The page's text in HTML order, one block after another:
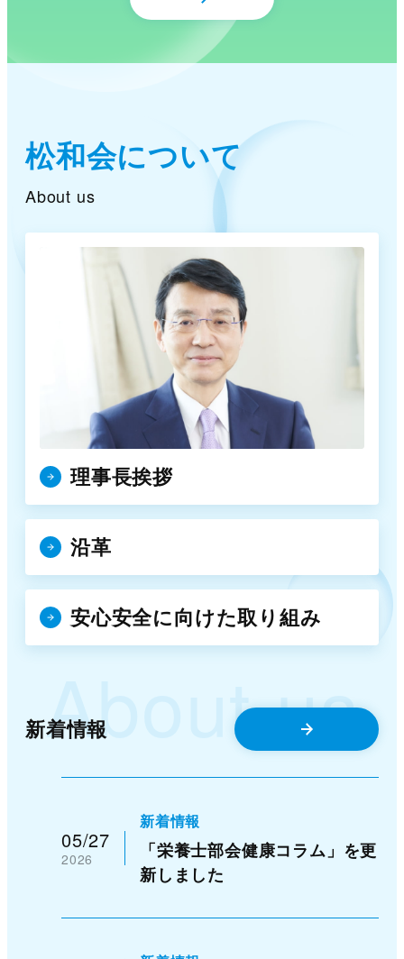
松和会について
About us
理事長挨拶
沿革
安心安全に向けた取り組み
新着情報
About us
05/27
2026
新着情報
「栄養士部会健康コラム」を更
新しました